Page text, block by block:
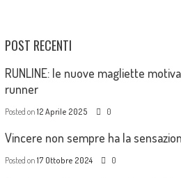
POST RECENTI
RUNLINE: le nuove magliette
runner
Posted on 12 Aprile 2025 0
Vincere non sempre ha la
Posted on 17 Ottobre 2024 0